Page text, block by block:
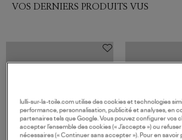
VOS DERNIERS PRODUITS VUS
lulli-sur-la-toile.com utilise des cookies et technologies
performance, personnalisation, publicité et analyses, en
partenaires tels que Google. Vous pouvez configurer vos
accepter l’ensemble des cookies (« J’accepte ») ou
nécessaires (« Continuer sans accepter »). Pour en savoir